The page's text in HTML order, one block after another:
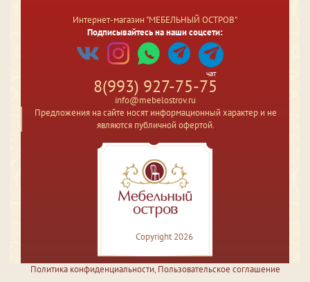
Интернет-магазин "МЕБЕЛЬНЫЙ ОСТРОВ"
Подписывайтесь на наши соцсети:
чат
8(993) 927-75-75
info@mebelostrov.ru
Предложения на сайте носят информационный характер и не
являются публичной офертой.
Copyright 2026
Политика конфиденциальности, Пользовательское соглашение